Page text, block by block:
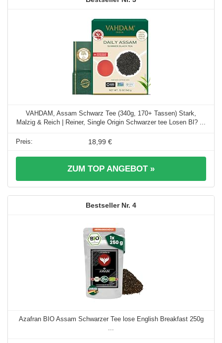
VAHDAM, Assam Schwarz Tee (340g, 170+ Tassen) Stark,
Malzig & Reich | Reiner, Single Origin Schwarzer tee Losen Bl? ...
18,99 €
ZUM TOP ANGEBOT »
4
Azafran BIO Assam Schwarzer Tee lose English Breakfast 250g
...